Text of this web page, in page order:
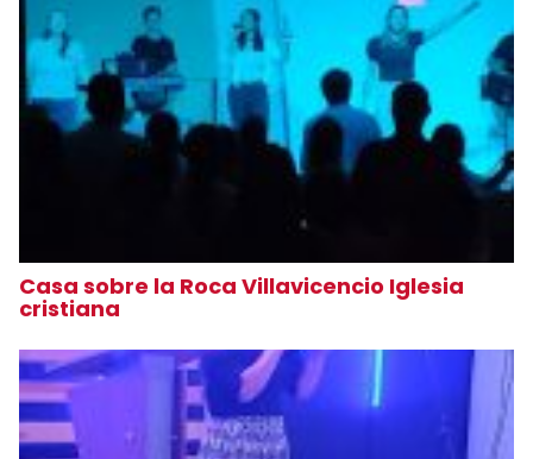
Casa sobre la Roca Villavicencio Iglesia
cristiana